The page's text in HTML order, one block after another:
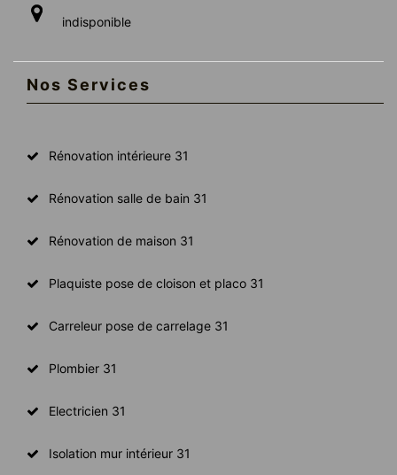
indisponible
Nos Services
Rénovation intérieure 31
Rénovation salle de bain 31
Rénovation de maison 31
Plaquiste pose de cloison et placo 31
Carreleur pose de carrelage 31
Plombier 31
Electricien 31
Isolation mur intérieur 31